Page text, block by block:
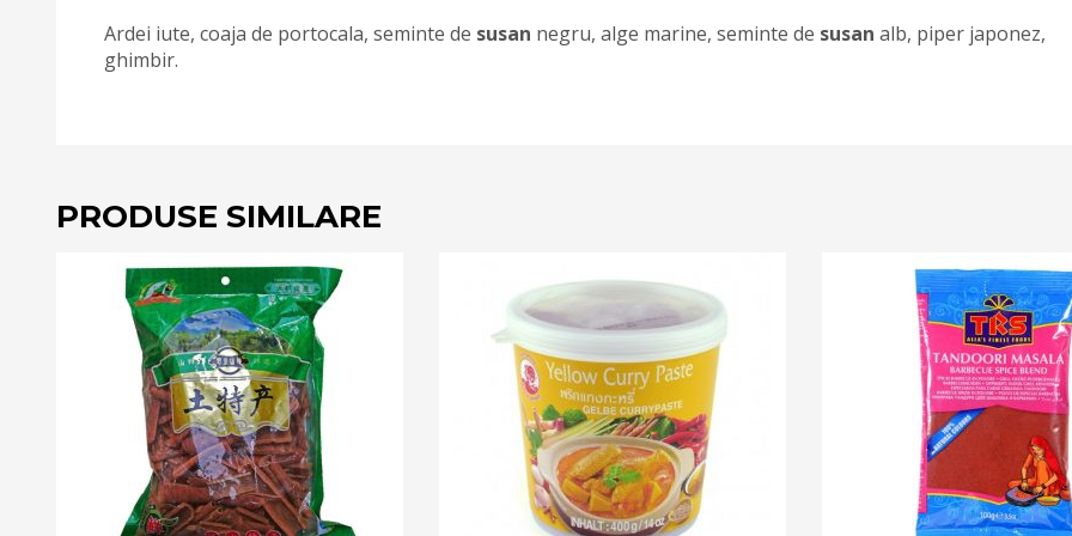
Ardei iute, coaja de portocala, seminte de susan negru, alge marine, seminte de susan alb, piper japonez,
ghimbir.
PRODUSE SIMILARE